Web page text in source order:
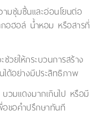
ามชุ่มชื้นและอ่อนโยนต่อ
อฮอล์ น้ำหอม หรือสารที่
วยให้กระบวนการสร้าง
ได้อย่างมีประสิทธิภาพ
วมแดงมากเกินไป หรือมี
ขอคำปรึกษาทันที